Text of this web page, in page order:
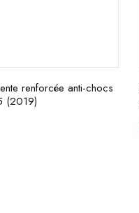
renforcée anti-chocs
(2019)